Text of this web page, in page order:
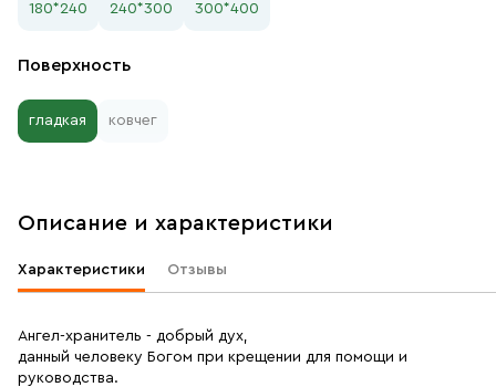
180*240 240*300 300*400
Поверхность
гладкая ковчег
Описание и характеристики
Характеристики Отзывы
Ангел-хранитель - добрый дух,
данный человеку Богом при крещении для помощи и
руководства.